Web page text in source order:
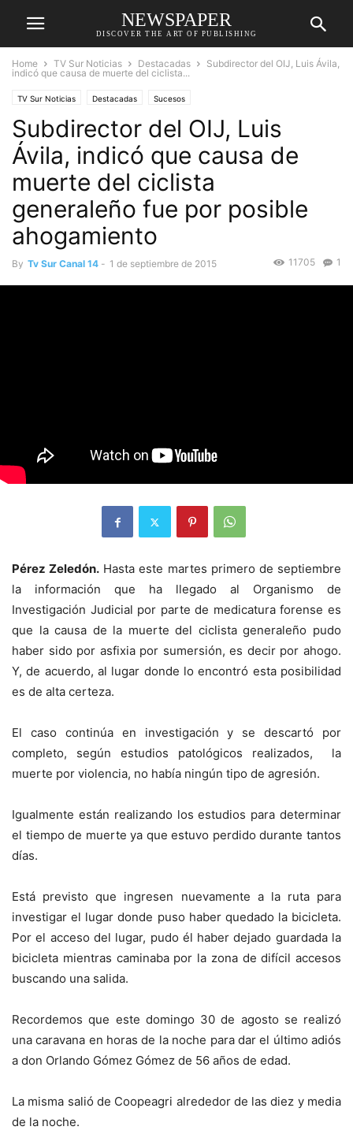
NEWSPAPER
DISCOVER THE ART OF PUBLISHING
Home TV Sur Noticias Destacadas
Subdirector del OIJ, Luis Ávila,
indicó que causa de muerte del ciclista...
TV Sur Noticias Destacadas Sucesos
Subdirector del OIJ, Luis
Ávila, indicó que causa de
muerte del ciclista
generaleño fue por posible
ahogamiento
By Tv Sur Canal 14 - 1 de septiembre de 2015 1
11705
Pérez Zeledón. Hasta este martes primero de septiembre
la información que ha llegado al Organismo de
Investigación Judicial por parte de medicatura forense es
que la causa de la muerte del ciclista generaleño pudo
haber sido por asfixia por sumersión, es decir por ahogo.
Y, de acuerdo, al lugar donde lo encontró esta posibilidad
es de alta certeza.
El caso continúa en investigación y se descartó por
completo, según estudios patológicos realizados, la
muerte por violencia, no había ningún tipo de agresión.
Igualmente están realizando los estudios para determinar
el tiempo de muerte ya que estuvo perdido durante tantos
días.
Está previsto que ingresen nuevamente a la ruta para
investigar el lugar donde puso haber quedado la bicicleta.
Por el acceso del lugar, pudo él haber dejado guardada la
bicicleta mientras caminaba por la zona de difícil accesos
buscando una salida.
Recordemos que este domingo 30 de agosto se realizó
una caravana en horas de la noche para dar el último adiós
a don Orlando Gómez Gómez de 56 años de edad.
La misma salió de Coopeagri alrededor de las diez y media
de la noche.